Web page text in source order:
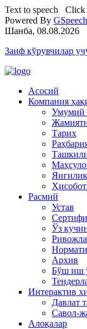
Text to speech Click
Powered By GSpeech
Шанба, 08.08.2026
Заиф кўрувчилар
Асосий
Компания
Умумий
Тарих
Расмий
Устав
Ўз
Архив
Бўш иш
Интерактив
Давлат
Савол-
Алоқалар